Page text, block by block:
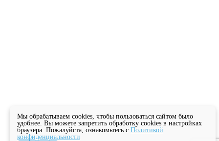
Мы обрабатываем cookies, чтобы пользоваться сайтом было
удобнее. Вы можете запретить обработку cookies в настройках
браузера. Пожалуйста, ознакомьтесь с Политикой
конфиденциальности